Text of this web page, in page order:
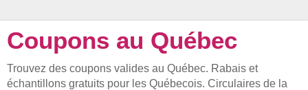
Coupons au Québec
Trouvez des coupons valides au Québec. Rabais et
échantillons gratuits pour les Québecois. Circulaires de la